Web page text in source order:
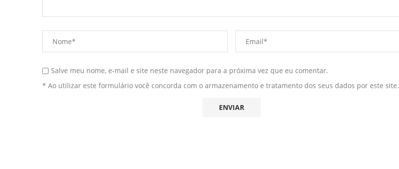
Salve meu nome, e-mail e site neste navegador para a próxima vez que eu comentar.
* Ao utilizar este formulário você concorda com o armazenamento e tratamento dos seus dados por este site.